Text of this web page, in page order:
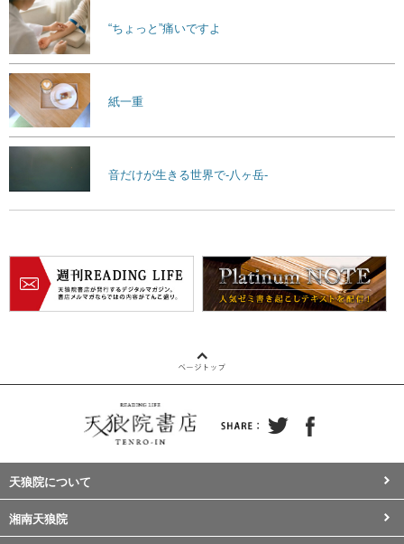
“ちょっと”痛いですよ
紙一重
音だけが生きる世界で-八ヶ岳-
天狼院について
湘南天狼院